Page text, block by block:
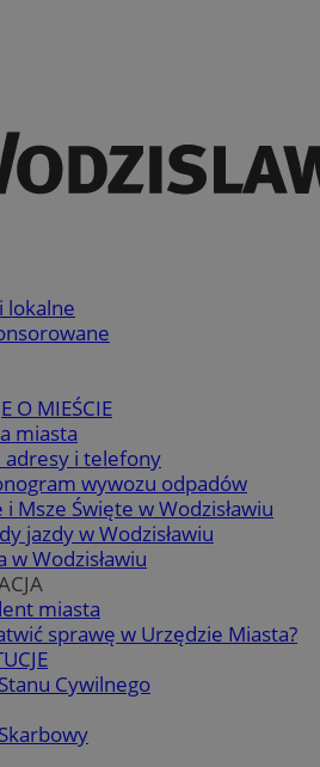
lokalne
O MIEŚCIE
miasta
adresy i telefony
wywozu odpadów
i Msze Święte w Wodzisławiu
jazdy w Wodzisławiu
w Wodzisławiu
miasta
sprawę w Urzędzie Miasta?
Cywilnego